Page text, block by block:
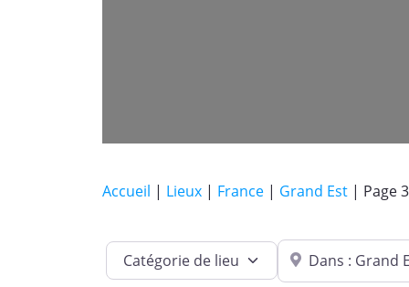
Accueil | Lieux | France | Grand Est | Page 3
Catégorie de lieu Dans quelle ville ?